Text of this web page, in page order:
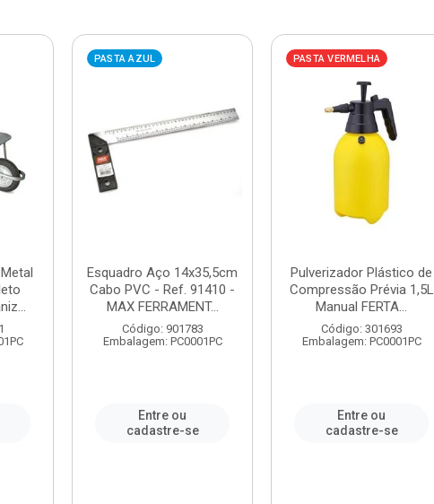
PASTA AZUL
Esquadro Aço 14x35,5cm
Cabo PVC - Ref. 91410 -
MAX FERRAMENT...
Código: 901783
Embalagem: PC0001PC
Entre ou
cadastre-se
PASTA VERMELHA
Pulverizador Plástico de
Compressão Prévia 1,5L
Manual FERTA...
Código: 301693
Embalagem: PC0001PC
Entre ou
cadastre-se